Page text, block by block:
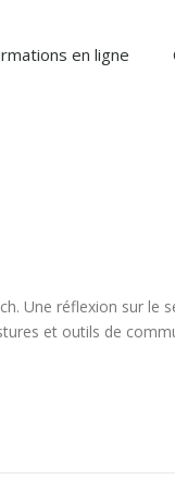
en ligne
Une réflexion sur le
et outils de